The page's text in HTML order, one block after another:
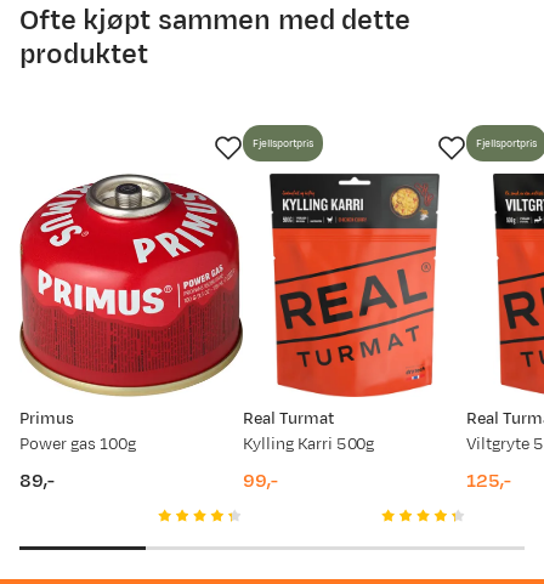
Ofte kjøpt sammen med dette
produktet
Primus
Power gas 100g
89,-
Real Turmat
Kylling Karri 500g
Fjellsportpris
99,-
Real
Viltgryte
Fjellsportpris
125,-